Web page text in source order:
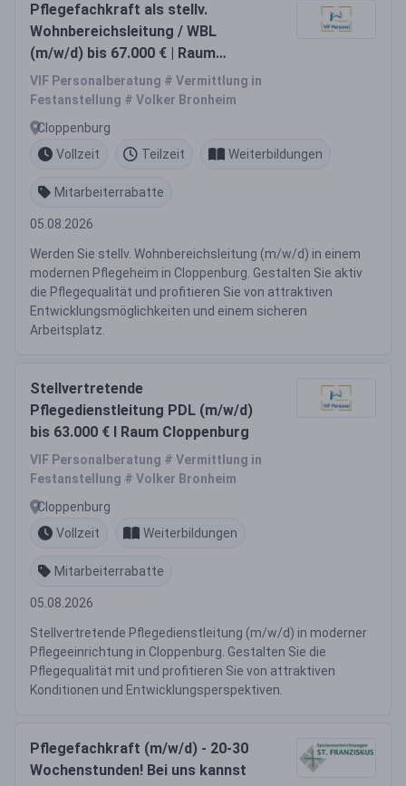
Pflegefachkraft als stellv.
Wohnbereichsleitung / WBL
(m/w/d) bis 67.000 € | Raum
Cloppenburg
VIF Personalberatung # Vermittlung in
Festanstellung # Volker Bronheim
Cloppenburg
Vollzeit
Teilzeit Weiterbildungen
Mitarbeiterrabatte
05.08.2026
Werden Sie stellv. Wohnbereichsleitung (m/w/d) in einem
modernen Pflegeheim in Cloppenburg. Gestalten Sie aktiv
die Pflegequalität und profitieren Sie von attraktiven
Entwicklungsmöglichkeiten und einem sicheren
Arbeitsplatz.
Stellvertretende
Pflegedienstleitung PDL (m/w/d)
bis 63.000 € I Raum Cloppenburg
VIF Personalberatung # Vermittlung in
Festanstellung # Volker Bronheim
Cloppenburg
Vollzeit
Weiterbildungen
Mitarbeiterrabatte
05.08.2026
Stellvertretende Pflegedienstleitung (m/w/d) in moderner
Pflegeeinrichtung in Cloppenburg. Gestalten Sie die
Pflegequalität mit und profitieren Sie von attraktiven
Konditionen und Entwicklungsperspektiven.
Pflegefachkraft (m/w/d) - 20-30
Wochenstunden! Bei uns kannst